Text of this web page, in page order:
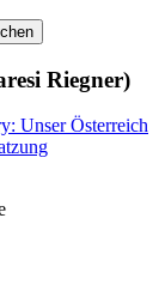
Riegner)
Unser Österreich